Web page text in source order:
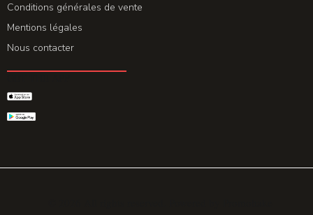
Conditions générales de vente
Mentions légales
Nous contacter